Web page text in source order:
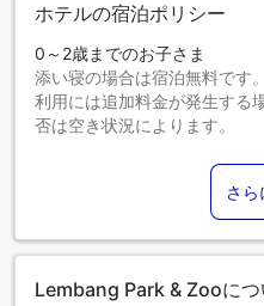
ホテルの宿泊ポリシー
0～2歳までのお子さま
添い寝の場合は宿泊無料です
利用には追加料金が発生する
否は空き状況によります。
エキストラベッドをお申し込
13歳以上のゲストは大人とみ
エキストラベッドの追加可否
ます。各部屋タイプ欄の記載
さら
Lembang Park & Zooにつ